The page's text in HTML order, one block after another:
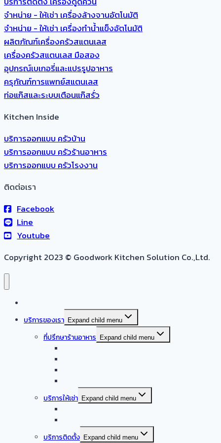
จำหน่าย - ให้เช่า เครื่องล้างจานอัตโนมัติ
จำหน่าย - ให้เช่า เครื่องทำน้ำแข็งอัตโนมัติ
ผลิตภัณฑ์เครื่องครัวสแตนเลส
เครื่องครัวสแตนเลส มือสอง
อุปกรณ์เบเกอรี่และแปรรูปอาหาร
ครุภัณฑ์การแพทย์สแตนเลส
ท่อแก๊สและระบบเตือนแก๊สรั่ว
Kitchen Inside
บริการออกแบบ ครัวบ้าน
บริการออกแบบ ครัวร้านอาหาร
บริการออกแบบ ครัวโรงงาน
ติดต่อเรา
Facebook
Line
Youtube
Copyright 2023 © Goodwork Kitchen Solution Co.,Ltd.
บริการของเรา Expand child menu
ที่ปรึกษาร้านอาหาร Expand child menu
บริการให้เช่า Expand child menu
บริการติดตั้ง Expand child menu